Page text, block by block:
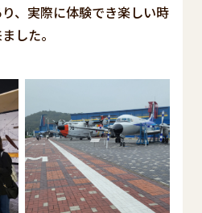
、実際に体験でき楽しい時
した。